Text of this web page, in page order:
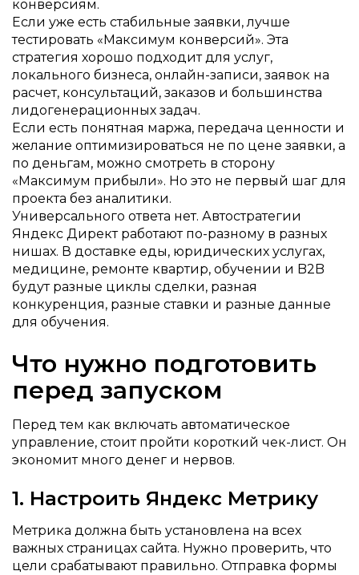
конверсиям.
Если уже есть стабильные заявки, лучше
тестировать «Максимум конверсий». Эта
стратегия хорошо подходит для услуг,
локального бизнеса, онлайн-записи, заявок на
расчет, консультаций, заказов и большинства
лидогенерационных задач.
Если есть понятная маржа, передача ценности и
желание оптимизироваться не по цене заявки, а
по деньгам, можно смотреть в сторону
«Максимум прибыли». Но это не первый шаг для
проекта без аналитики.
Универсального ответа нет. Автостратегии
Яндекс Директ работают по-разному в разных
нишах. В доставке еды, юридических услугах,
медицине, ремонте квартир, обучении и B2B
будут разные циклы сделки, разная
конкуренция, разные ставки и разные данные
для обучения.
Что нужно подготовить
перед запуском
Перед тем как включать автоматическое
управление, стоит пройти короткий чек-лист. Он
экономит много денег и нервов.
1. Настроить Яндекс Метрику
Метрика должна быть установлена на всех
важных страницах сайта. Нужно проверить, что
цели срабатывают правильно. Отправка формы